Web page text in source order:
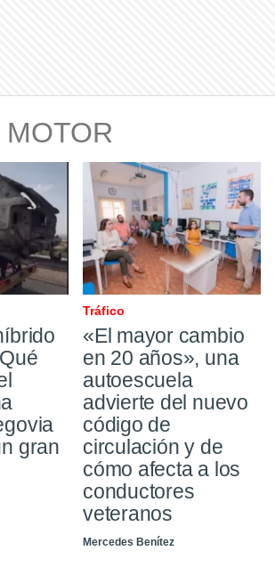
gran
Tráfico
«El mayor cambio
en 20 años», una
autoescuela
advierte del nuevo
código de
circulación y de
cómo afecta a los
conductores
veteranos
Mercedes Benítez